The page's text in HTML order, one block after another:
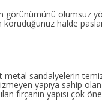
olumsuz
halde
metal sandalyelerin
yapıya sahip
fırçanın yapısı çok